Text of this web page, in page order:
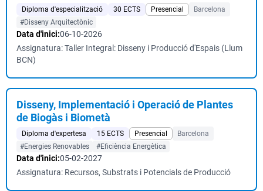
Diploma d'especialització 30 ECTS Presencial
Barcelona
#Disseny Arquitectònic
Data d'inici:06-10-2026
Assignatura: Taller Integral: Disseny i Producció d'Espais (Llum
BCN)
Disseny, Implementació i Operació de Plantes
de Biogàs i Biometà
Diploma d'expertesa 15 ECTS Presencial
Barcelona
#Energies Renovables
#Eficiència Energètica
Data d'inici:05-02-2027
Assignatura: Recursos, Substrats i Potencials de Producció